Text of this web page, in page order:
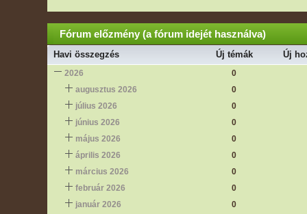
Fórum előzmény (a fórum idejét használva)
Havi összegzés Új témák Új
2026
0
augusztus 2026
0
július 2026
0
június 2026
0
május 2026
0
április 2026
0
március 2026
0
február 2026
0
január 2026
0